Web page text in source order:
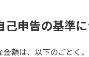
申告の基準に
額は、以下のごとく